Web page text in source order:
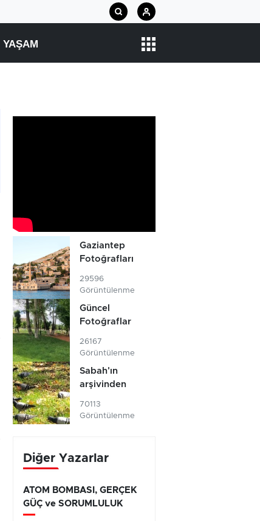
YAŞAM
Gaziantep
Fotoğrafları
29596
Görüntülenme
Güncel
Fotoğraflar
26167
Görüntülenme
Sabah'ın
arşivinden
70113
Görüntülenme
Diğer Yazarlar
ATOM BOMBASI, GERÇEK
GÜÇ ve SORUMLULUK